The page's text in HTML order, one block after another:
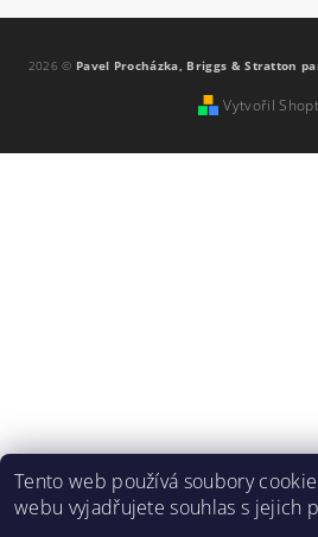
2026 © Pavel Procházka, Briggs & Stratton
Vytvořil
Tento web používá soubory
webu vyjadřujete souhlas s jejich